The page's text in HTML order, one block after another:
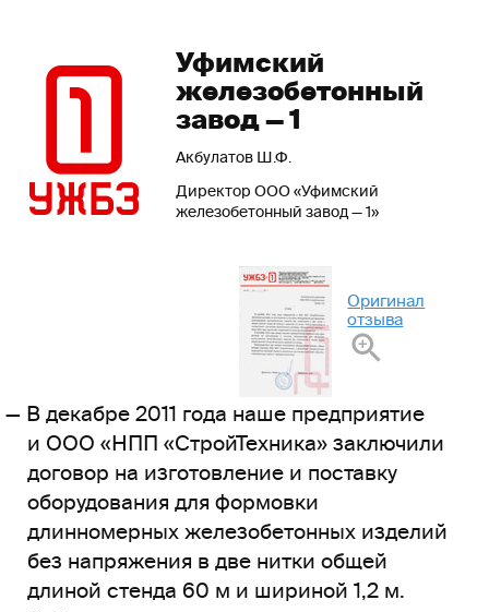
Уфимский
железобетонный
завод — 1
Акбулатов Ш.Ф.
Директор ООО «Уфимский
железобетонный завод — 1»
Оригинал
отзыва
В декабре 2011 года наше предприятие
и ООО «НПП «СтройТехника» заключили
договор на изготовление и поставку
оборудования для формовки
длинномерных железобетонных изделий
без напряжения в две нитки общей
длиной стенда 60 м и шириной 1,2 м.